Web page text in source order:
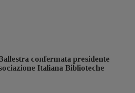
confermata presidente
Italiana Biblioteche